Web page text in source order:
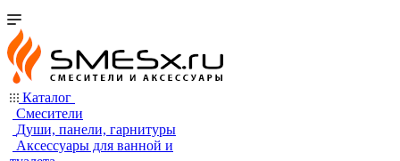
Каталог
Смесители
Души, панели, гарнитуры
Аксессуары для ванной и